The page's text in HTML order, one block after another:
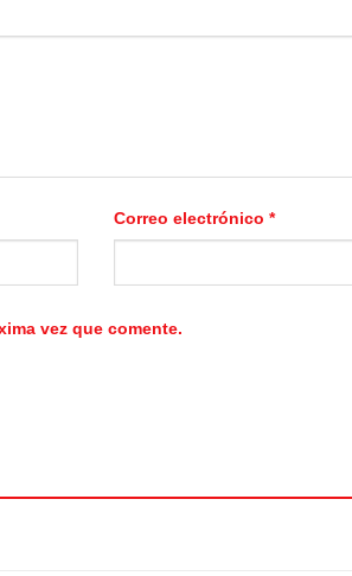
Correo electrónico *
vez que comente.